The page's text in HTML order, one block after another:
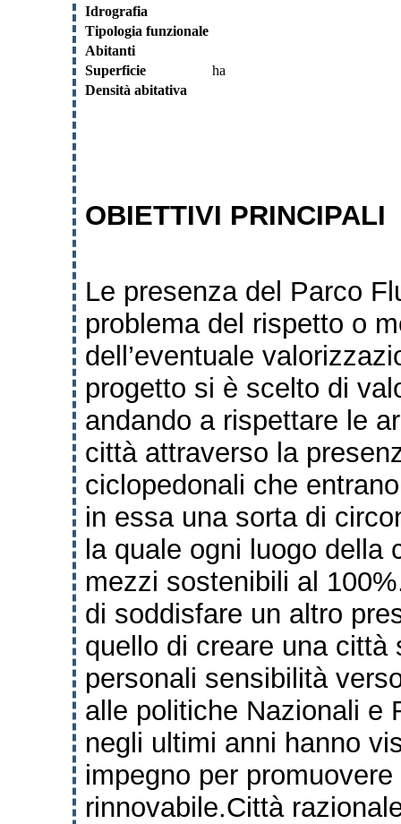
Idrografia
Tipologia funzionale
Abitanti
Superficie
ha
Densità abitativa
OBIETTIVI PRINCIPALI
Le presenza del Parco
problema del rispetto o
dell’eventuale
progetto si è scelto di
andando a rispettare le
città attraverso la
ciclopedonali che
in essa una sorta di
la quale ogni luogo della
mezzi sostenibili al
di soddisfare un altro
quello di creare una
personali sensibilità
alle politiche Nazionali e
negli ultimi anni hanno
impegno per
rinnovabile.Città